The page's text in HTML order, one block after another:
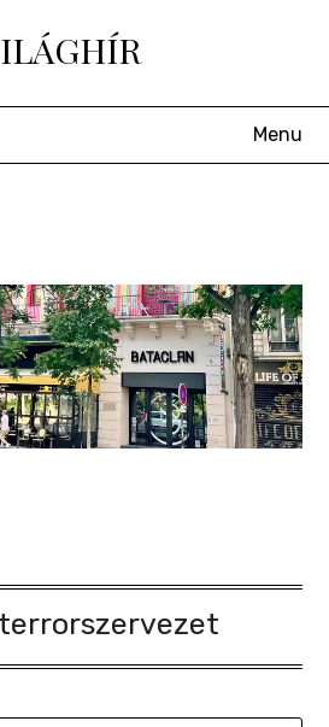
Menu
terrorszervezet